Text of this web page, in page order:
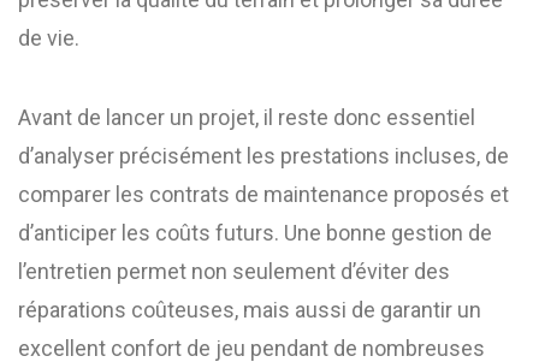
de vie.
Avant de lancer un projet, il reste donc essentiel
d’analyser précisément les prestations incluses, de
comparer les contrats de maintenance proposés et
d’anticiper les coûts futurs. Une bonne gestion de
l’entretien permet non seulement d’éviter des
réparations coûteuses, mais aussi de garantir un
excellent confort de jeu pendant de nombreuses